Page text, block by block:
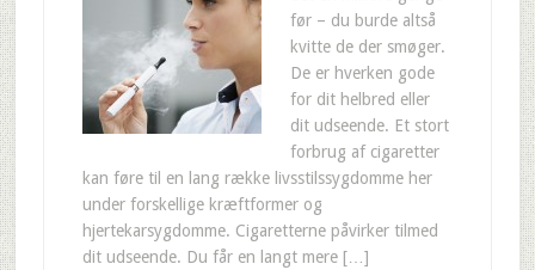
før – du burde altså
kvitte de der smøger.
De er hverken gode
for dit helbred eller
dit udseende. Et stort
forbrug af cigaretter
kan føre til en lang række livsstilssygdomme her
under forskellige kræftformer og
hjertekarsygdomme. Cigaretterne påvirker tilmed
dit udseende. Du får en langt mere […]